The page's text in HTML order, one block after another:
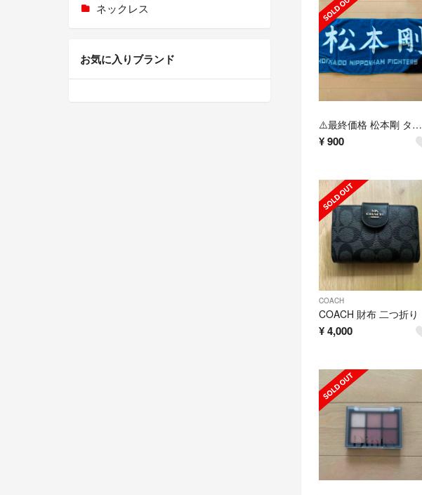
⚠️最終価格 松本剛 タオル
¥900
COACH
COACH 財布 二つ折り
¥4,000
ネックレス
お気に入りブランド